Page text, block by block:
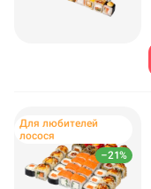
–21%
Для любителей
лосося